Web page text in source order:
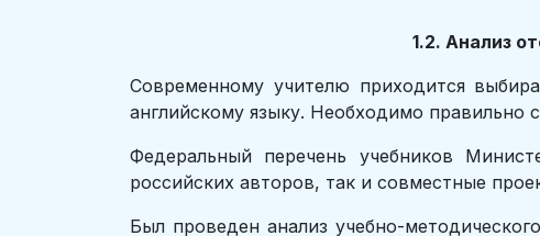
1.2. Анализ
Современному учителю приходится
английскому языку. Необходимо правильно
Федеральный перечень учебников
российских авторов, так и совместные
Был проведен анализ учебно-